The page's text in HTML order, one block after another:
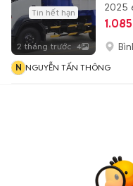
Tin hết hạn
2 tháng trước 4
2025
N NGUYỄN TẤN THÔNG